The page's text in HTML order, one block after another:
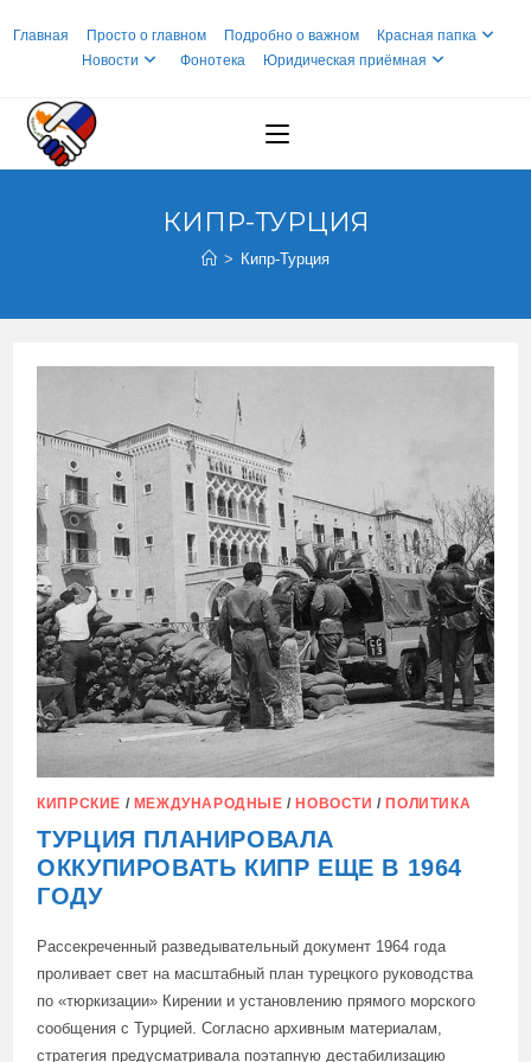
Главная Просто о главном Подробно о важном
Красная папка
Новости
Фонотека Юридическая приёмная
КИПР-ТУРЦИЯ
> Кипр-Турция
КИПРСКИЕ / МЕЖДУНАРОДНЫЕ /НОВОСТИ /ПОЛИТИКА
ТУРЦИЯ ПЛАНИРОВАЛА
ОККУПИРОВАТЬ КИПР ЕЩЕ В 1964
ГОДУ
Рассекреченный разведывательный документ 1964 года
проливает свет на масштабный план турецкого руководства
по «тюркизации» Кирении и установлению прямого морского
сообщения с Турцией. Согласно архивным материалам,
стратегия предусматривала поэтапную дестабилизацию